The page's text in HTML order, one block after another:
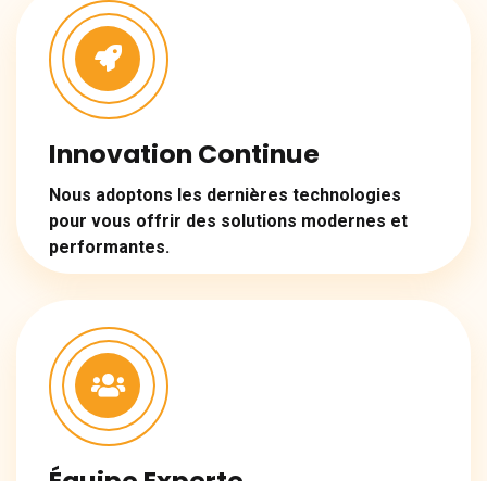
Innovation Continue
Nous adoptons les dernières technologies
pour vous offrir des solutions modernes et
performantes.